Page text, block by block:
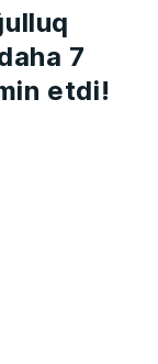
7
etdi!